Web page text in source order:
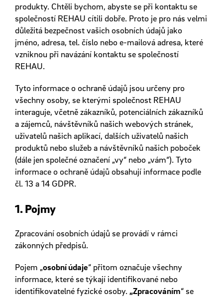
produkty. Chtěli bychom, abyste se při kontaktu se
společností REHAU cítili dobře. Proto je pro nás velmi
důležitá bezpečnost vašich osobních údajů jako
jméno, adresa, tel. číslo nebo e-mailová adresa, které
vzniknou při navázání kontaktu se společností
REHAU.
Tyto informace o ochraně údajů jsou určeny pro
všechny osoby, se kterými společnost REHAU
interaguje, včetně zákazníků, potenciálních zákazníků
a zájemců, návštěvníků našich webových stránek,
uživatelů našich aplikací, dalších uživatelů našich
produktů nebo služeb a návštěvníků našich poboček
(dále jen společné označení „vy“ nebo „vám“). Tyto
informace o ochraně údajů obsahují informace podle
čl. 13 a 14 GDPR.
1. Pojmy
Zpracování osobních údajů se provádí v rámci
zákonných předpisů.
Pojem „osobní údaje“ přitom označuje všechny
informace, které se týkají identifikované nebo
identifikovatelné fyzické osoby. „Zpracováním“ se